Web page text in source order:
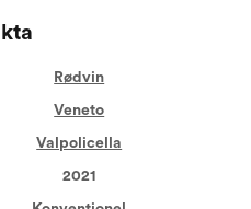
Rødvin
Veneto
Valpolicella
2021